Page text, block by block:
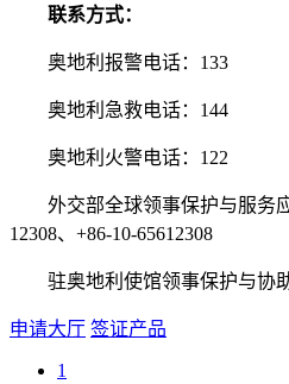
联系方式：
奥地利报警电话：133
奥地利急救电话：144
奥地利火警电话：122
外交部全球领事保护与服务应
12308、+86-10-65612308
驻奥地利使馆领事保护与协助
申请大厅 签证产品
1